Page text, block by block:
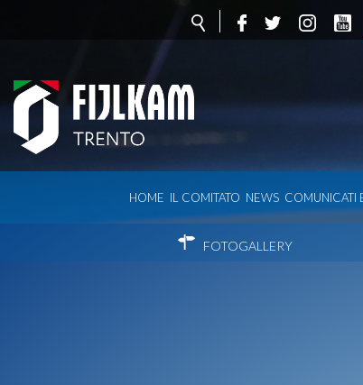
HOME IL COMITATO NEWS COMUNICATI
FOTOGALLERY